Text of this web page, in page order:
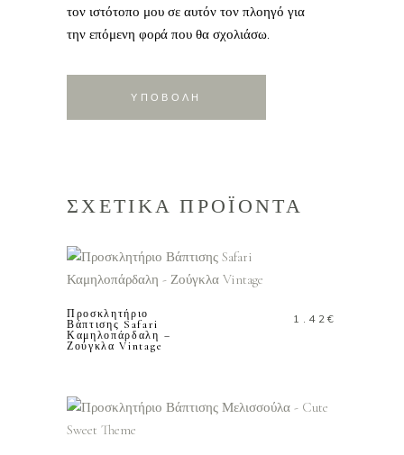
τον ιστότοπο μου σε αυτόν τον πλοηγό για
την επόμενη φορά που θα σχολιάσω.
ΣΧΕΤΙΚΑ ΠΡΟΪΟΝΤΑ
ΠΡΟΣΘΗΚΗ ΣΤΟ
Προσκλητήριο
Βάπτισης Safari
Καμηλοπάρδαλη –
Ζούγκλα Vintage
1.42€
ΠΡΟΣΘΗΚΗ ΣΤΟ